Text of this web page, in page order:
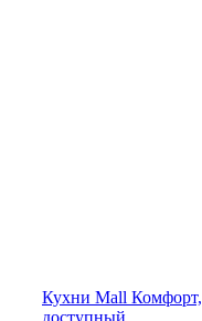
Кухни Mall Комфорт,
доступный